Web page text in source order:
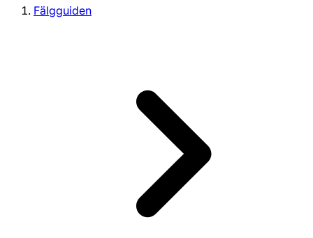
Fälgguiden